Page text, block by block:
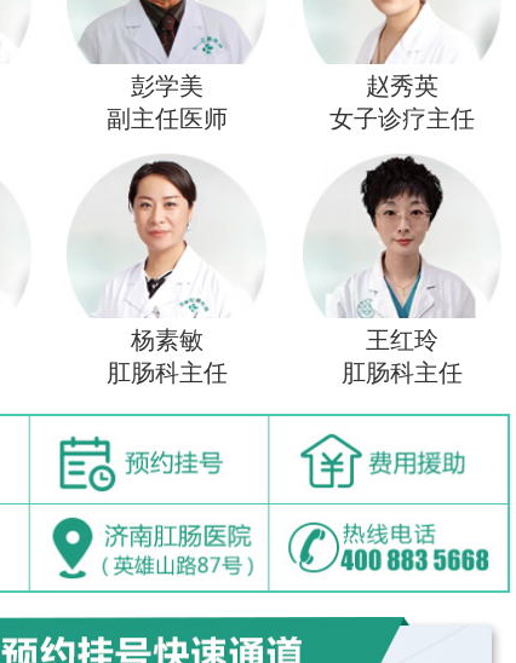
彭学美
副主任医师
赵秀英
女子诊疗主任
杨素敏
肛肠科主任
王红玲
肛肠科主任